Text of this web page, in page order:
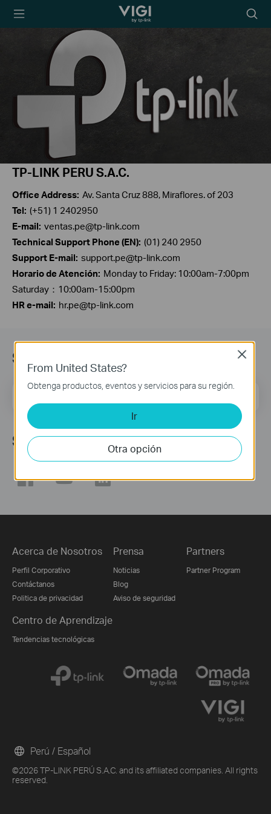
TP-Link, Reliably
icon
TP-LINK PERU S.A.C.
Office Address: Av. Santa Cruz 888, Miraflores. of 203
Tel: (+51) 1 2402950
E-mail: ventas.pe@tp-link.com
Technical Support Phone (EN): (01) 240 2950
Support E-mail: support.pe@tp-link.com
Horario de Atención: Monday to Friday: 10:00am-7:00pm
Saturday：10:00am-15:00pm
HR e-mail: hr.pe@tp-link.com
Suscripción
Dirección de correo
Síguenos
Acerca de Nosotros
Perfil Corporativo
Contáctanos
Politica de privacidad
Prensa
Noticias
Blog
Aviso de seguridad
Partners
Partner Program
Centro de Aprendizaje
Tendencias tecnológicas
©2026 TP-LINK PERÚ S.A.C. and its affiliated companies. All rights
reserved.
Perú / Español
From United States?
Obtenga productos, eventos y servicios para su región.
Ir
Otra opción
Close